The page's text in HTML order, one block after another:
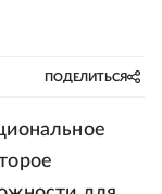
ПОДЕЛИТЬСЯ